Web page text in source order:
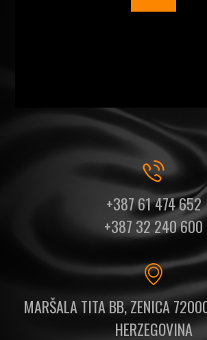
+387 61 474 652
+387 32 240 600
MARŠALA TITA BB, ZENICA
HERZEGOVINA